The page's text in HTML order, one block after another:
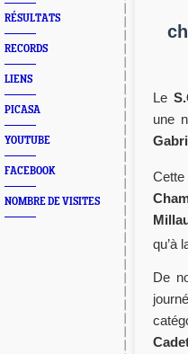
RÉSULTATS
RECORDS
LIENS
PICASA
YOUTUBE
FACEBOOK
NOMBRE DE VISITES
Le
une
qu’à
De